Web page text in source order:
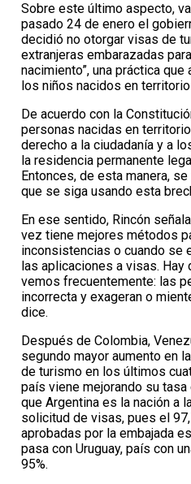
Sobre este último aspecto,
pasado 24 de enero el
decidió no otorgar visas de
extranjeras embarazadas
nacimiento”, una práctica
los niños nacidos en
De acuerdo con la
personas nacidas en
derecho a la ciudadanía y a
la residencia permanente
Entonces, de esta manera,
que se siga usando esta
En ese sentido, Rincón
vez tiene mejores métodos
inconsistencias o cuando se
las aplicaciones a visas.
vemos frecuentemente: las
incorrecta y exageran o
dice.
Después de Colombia,
segundo mayor aumento en
de turismo en los últimos
país viene mejorando su
que Argentina es la nación a
solicitud de visas, pues el
aprobadas por la embajada
pasa con Uruguay, país con
95%.